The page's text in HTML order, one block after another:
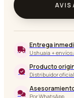
Entrega
Ushuaia + envíos
Producto
Distribuidor oficial
Por WhatsApp